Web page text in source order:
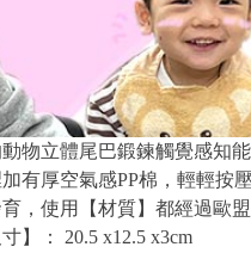
物立體尾巴鍛鍊觸覺感知
有厚空氣感PP棉，輕輕按
，使用【材質】都經過歐
寸】： 20.5 x12.5 x3cm